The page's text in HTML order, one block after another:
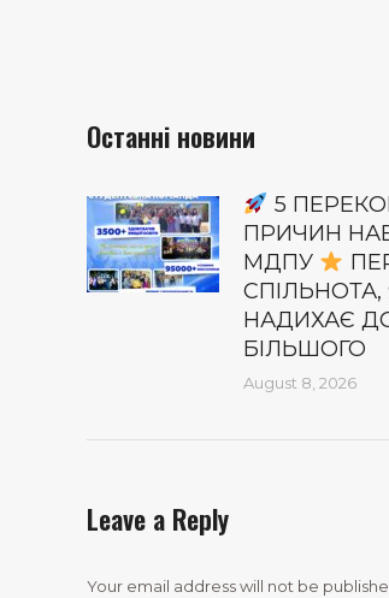
Останні новини
5
ПРИЧИН
МДПУ
СПІЛЬНОТА,
НАДИХАЄ
БІЛЬШОГО
August 8, 2026
Leave a Reply
Your email address will not be